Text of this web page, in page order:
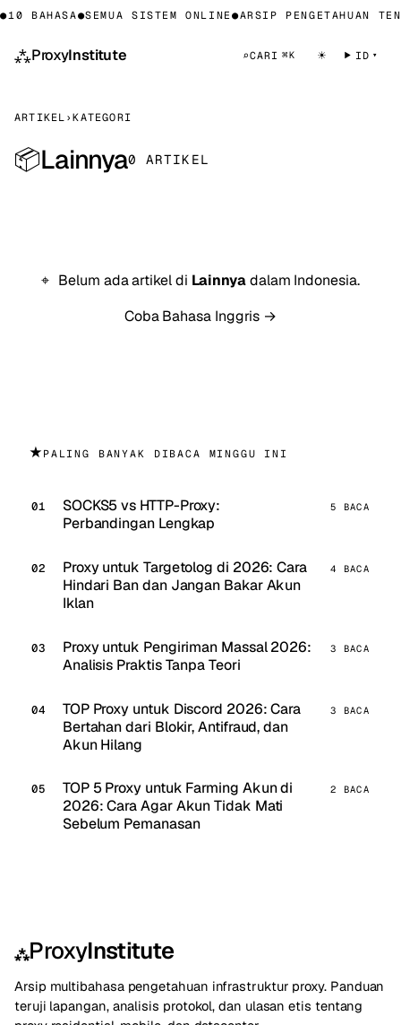
10 BAHASA●SEMUA SISTEM ONLINE●ARSIP PENGETAHUAN
⁂ProxyInstitute ⌕CARI ⌘K ☀ ID
ARTIKEL ›KATEGORI
📦Lainnya0 ARTIKEL
Belum ada artikel di Lainnyadalam Indonesia.
Coba Bahasa Inggris →
★ PALING BANYAK DIBACA MINGGU INI
SOCKS5 vs HTTP-Proxy:
Perbandingan Lengkap
5 BACA
Proxy untuk Targetolog di 2026: Cara
Hindari Ban dan Jangan Bakar Akun
Iklan
4 BACA
Proxy untuk Pengiriman Massal 2026:
Analisis Praktis Tanpa Teori
3 BACA
TOP Proxy untuk Discord 2026: Cara
Bertahan dari Blokir, Antifraud, dan
Akun Hilang
3 BACA
TOP 5 Proxy untuk Farming Akun di
2026: Cara Agar Akun Tidak Mati
Sebelum Pemanasan
2 BACA
⁂ProxyInstitute
Arsip multibahasa pengetahuan infrastruktur proxy. Panduan
teruji lapangan, analisis protokol, dan ulasan etis tentang